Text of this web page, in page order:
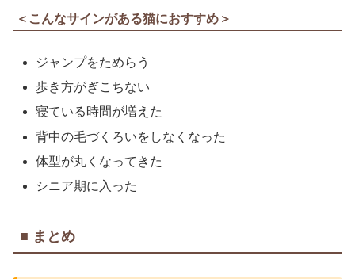
＜こんなサインがある猫におすすめ＞
ジャンプをためらう
歩き方がぎこちない
寝ている時間が増えた
背中の毛づくろいをしなくなった
体型が丸くなってきた
シニア期に入った
■ まとめ